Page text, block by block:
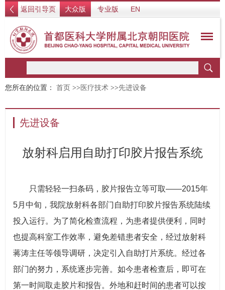
返回引导页 大众版 专业版 EN
您所在的位置： 首页 >> 医疗技术 >>先进设备
先进设备
放射科启用自助打印胶片报告系统
只需轻轻一扫条码，胶片报告立等可取——2015年
5月中旬，我院放射科各部门自助打印胶片报告系统陆续
投入运行。为了简化检查流程，为患者提供便利，同时
也提高科室工作效率，避免差错患者安全，经过放射科
蒋涛主任等领导调研，决定引入自助打片系统。经过各
部门的努力，系统逐步完善。如今患者检查后，即可在
第一时间取走胶片和报告。外地和赶时间的患者可以按